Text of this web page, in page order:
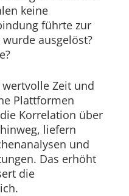
keine
führte zur
ausgelöst?
Zeit und
Plattformen
Korrelation über
liefern
und
Das erhöht
die